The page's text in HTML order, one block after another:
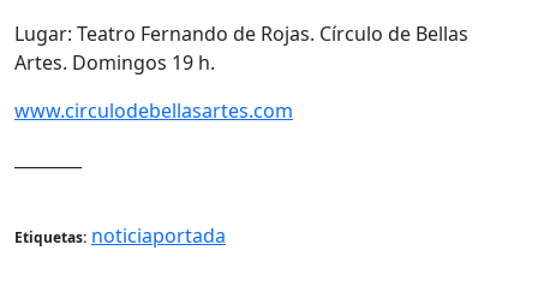
Lugar: Teatro Fernando de Rojas. Círculo de Bellas
Artes. Domingos 19 h.
www.circulodebellasartes.com
Etiquetas: noticiaportada